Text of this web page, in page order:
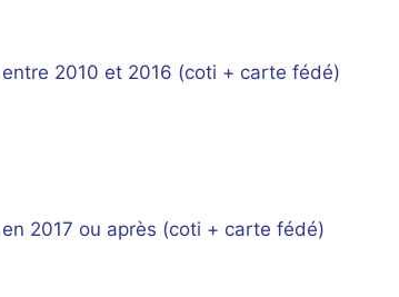
2010 et 2016 (coti + carte fédé)
2017 ou après (coti + carte fédé)